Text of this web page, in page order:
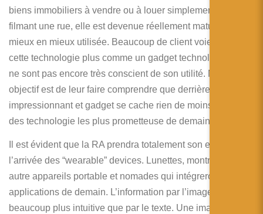
biens immobiliers à vendre ou à louer simplement en
filmant une rue, elle est devenue réellement mature et de
mieux en mieux utilisée. Beaucoup de client voient encore
cette technologie plus comme un gadget technologique et
ne sont pas encore très conscient de son utilité. Notre
objectif est de leur faire comprendre que derrière ce côté
impressionnant et gadget se cache rien de moins qu’une
des technologie les plus prometteuse de demain.
Il est évident que la RA prendra totalement son envol avec
l’arrivée des “wearable” devices. Lunettes, montres, et
autre appareils portable et nomades qui intégrerons les
applications de demain. L’information par l’image reste
beaucoup plus intuitive que par le texte. Une image vaut